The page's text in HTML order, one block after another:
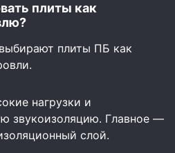
плиты как
плиты ПБ как
нагрузки и
звукоизоляцию. Главное —
слой.